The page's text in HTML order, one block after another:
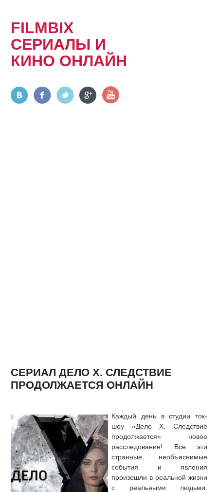
FILMBIX
СЕРИАЛЫ И
КИНО ОНЛАЙН
СЕРИАЛ ДЕЛО Х. СЛЕДСТВИЕ
ПРОДОЛЖАЕТСЯ ОНЛАЙН
Каждый день в студии ток-
шоу «Дело Х. Следствие
продолжается» новое
расследование! Все эти
странные, необъяснимые
события и явления
произошли в реальной жизни
с реальными людьми.